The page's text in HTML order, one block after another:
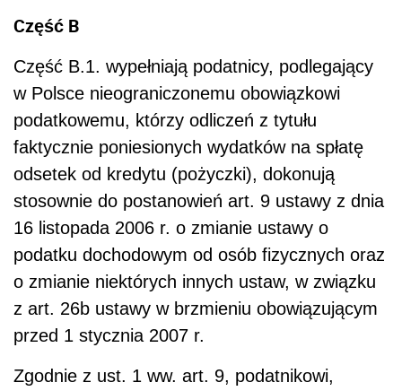
Część B
Część B.1. wypełniają podatnicy, podlegający
w Polsce nieograniczonemu obowiązkowi
podatkowemu, którzy odliczeń z tytułu
faktycznie poniesionych wydatków na spłatę
odsetek od kredytu (pożyczki), dokonują
stosownie do postanowień art. 9 ustawy z dnia
16 listopada 2006 r. o zmianie ustawy o
podatku dochodowym od osób fizycznych oraz
o zmianie niektórych innych ustaw, w związku
z art. 26b ustawy w brzmieniu obowiązującym
przed 1 stycznia 2007 r.
Zgodnie z ust. 1 ww. art. 9, podatnikowi,